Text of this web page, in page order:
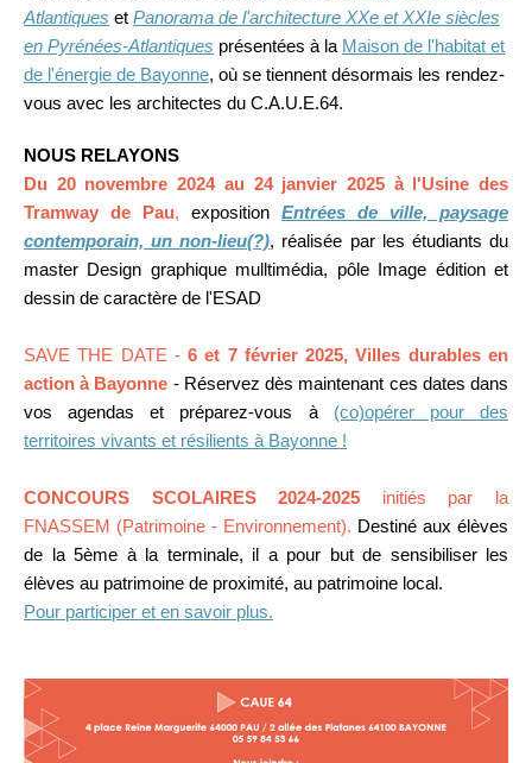
Atlantiques et Panorama de l'architecture XXe et XXIe siècles
en Pyrénées-Atlantiques présentées à la Maison de l'habitat et
de l'énergie de Bayonne, où se tiennent désormais les rendez-
vous avec les architectes du C.A.U.E.64.
NOUS RELAYONS
Du 20 novembre 2024 au 24 janvier 2025 à l'Usine des
Tramway de Pau, exposition Entrées de ville, paysage
contemporain, un non-lieu(?), réalisée par les étudiants du
master Design graphique mulltimédia, pôle Image édition et
dessin de caractère de l'ESAD
SAVE THE DATE - 6 et 7 février 2025, Villes durables en
action à Bayonne - Réservez dès maintenant ces dates dans
vos agendas et préparez-vous à (co)opérer pour des
territoires vivants et résilients à Bayonne !
CONCOURS SCOLAIRES 2024-2025 initiés par la
FNASSEM (Patrimoine - Environnement). Destiné aux élèves
de la 5ème à la terminale, il a pour but de sensibiliser les
élèves au patrimoine de proximité, au patrimoine local.
Pour participer et en savoir plus.